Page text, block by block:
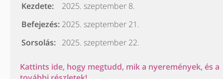
Kezdete:
2025. szeptember 8.
Befejezés: 2025. szeptember 21.
Sorsolás: 2025. szeptember 22.
Kattints ide, hogy megtudd, mik a nyeremények, és a